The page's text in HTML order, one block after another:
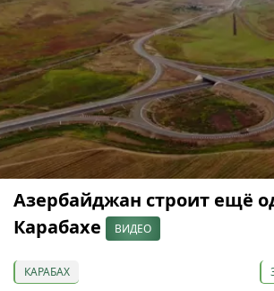
Азербайджан строит ещё
Карабахе
ВИДЕО
КАРАБАХ